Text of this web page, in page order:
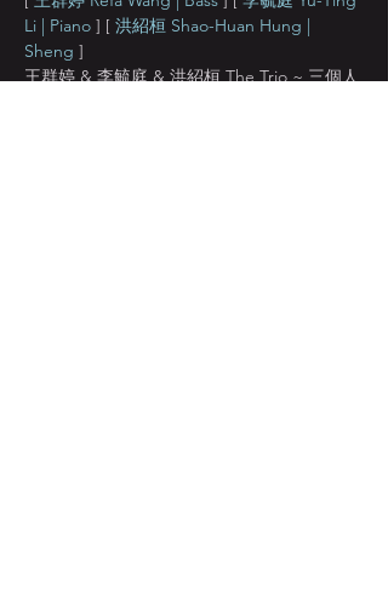
Li | Piano ] [ 洪紹桓 Shao-Huan Hung |
Sheng ]
王群婷 & 李毓庭 & 洪紹桓 The Trio ~ 三個人